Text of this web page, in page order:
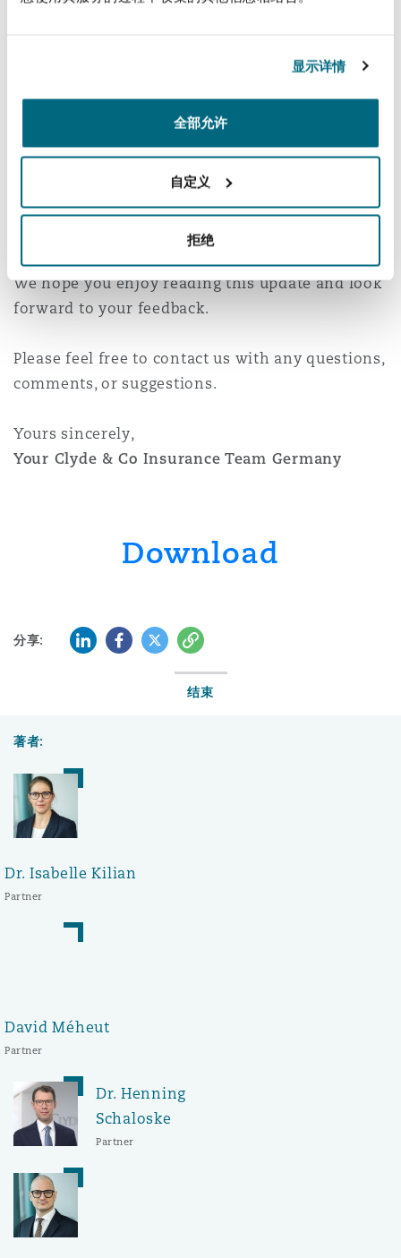
显示详情
全部允许
自定义
拒绝
GDPR damages following a publication on the
Dr. Rebecca Hauffoutlines current
for administrative fines, with particular
consideration of the recent decision of the
Frankfurt Higher Regional Court.
We hope you enjoy reading this update and look
forward to your feedback.
Please feel free to contact us with any questions,
comments, or suggestions.
Yours sincerely,
Your Clyde & Co Insurance Team Germany
Download
分享: LinkedInFacebook
Twitter复制
结束
著者:
Dr. Isabelle Kilian
Partner
David Méheut
Partner
Dr. Henning
Schaloske
Partner